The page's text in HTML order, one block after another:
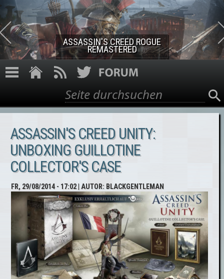
Direkt zum Inhalt
ASSASSIN'S CREED ROGUE
REMASTERED
Suchformular
Suche
ASSASSIN'S CREED UNITY:
UNBOXING GUILLOTINE
COLLECTOR'S CASE
FR, 29/08/2014 - 17:02| AUTOR: BLACKGENTLEMAN